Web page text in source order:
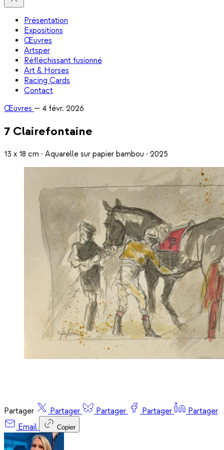
Présentation
Expositions
Œuvres
Artsper
Réfléchissant fusionné
Art & Horses
Racing Cards
Contact
Œuvres — 4 févr. 2026
7 Clairefontaine
13 x 18 cm · Aquarelle sur papier bambou · 2025
Partager Partager Partager Partager
Partager
Email
Copier